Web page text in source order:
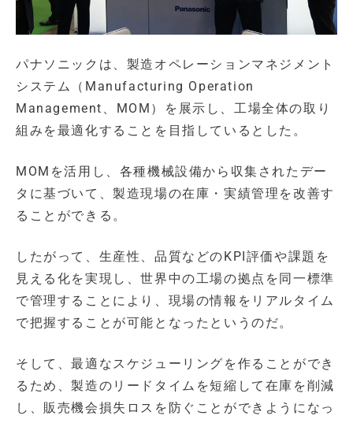
パナソニックは、製造オペレーションマネジメント
システム（Manufacturing Operation
Management、MOM）を展示し、工場全体の取り
組みを最適化することを目指しているとした。
MOMを活用し、各種機械設備から収集されたデー
タに基づいて、製造現場の在庫・実績管理を改善す
ることができる。
したがって、生産性、品質などのKPI評価や課題を
見える化を実現し、世界中の工場の拠点を同一標準
で管理することにより、現場の情報をリアルタイム
で把握することが可能となったというのだ。
そして、最適なスケジューリングを作ることができ
るため、製造のリードタイムを短縮して在庫を削減
し、販売機会損失ロスを防ぐことができようになっ